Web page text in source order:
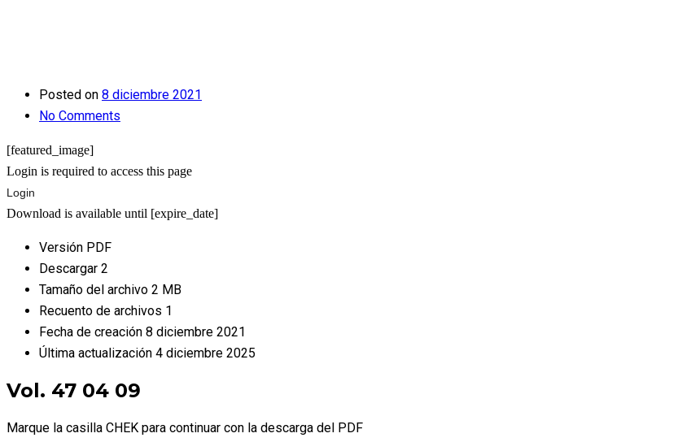
Posted on 8 diciembre 2021
No Comments
[featured_image]
Login is required to access this page
Login
Download is available until [expire_date]
Versión PDF
Descargar 2
Tamaño del archivo 2 MB
Recuento de archivos 1
Fecha de creación 8 diciembre 2021
Última actualización 4 diciembre 2025
Vol. 47 04 09
Marque la casilla CHEK para continuar con la descarga del PDF